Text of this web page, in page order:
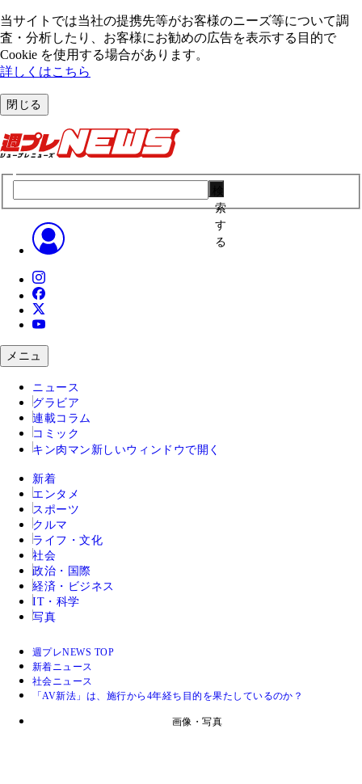
当サイトでは当社の提携先等がお客様のニーズ等について調
査・分析したり、お客様にお勧めの広告を表⽰する⽬的で
Cookie を使⽤する場合があります。
詳しくはこちら
閉じる
索
す
る
メニュ
ニュース
グラビア
連載コラム
コミック
キン肉マン 新しいウィンドウで開く
新着
エンタメ
スポーツ
クルマ
ライフ・文化
社会
政治・国際
経済・ビジネス
IT・科学
写真
週プレNEWS TOP
新着ニュース
社会ニュース
「AV新法」は、施行から4年経ち目的を果たしているのか？
画像・写真